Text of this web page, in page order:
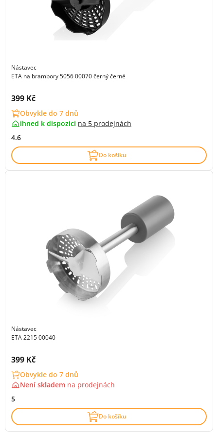
Nástavec
ETA na brambory 5056 00070 černý černé
Cena s DPH:
399 Kč
Obvykle do 7 dnů
ihned k dispozici na 5 prodejnách
4.6
Do košíku
Nástavec
ETA 2215 00040
Cena s DPH:
399 Kč
Obvykle do 7 dnů
Není skladem na prodejnách
5
Do košíku